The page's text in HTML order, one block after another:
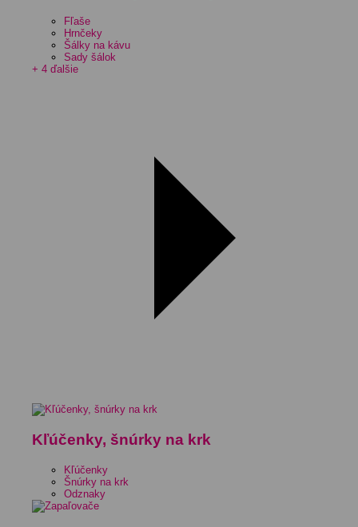
Fľaše
Hrnčeky
Šálky na kávu
Sady šálok
+ 4 ďalšie
Kľúčenky, šnúrky na krk
Kľúčenky
Šnúrky na krk
Odznaky